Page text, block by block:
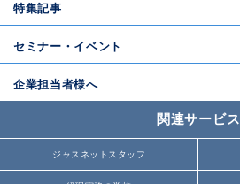
特集記事
セミナー・イベント
企業担当者様へ
関連サービス
ジャスネットスタッフ